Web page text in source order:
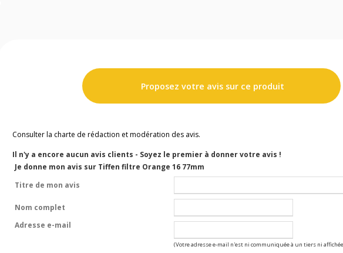
Proposez votre avis sur ce produit
Consulter la charte de rédaction et modération des avis.
Il n'y a encore aucun avis clients - Soyez le premier à donner votre avis !
Je donne mon avis sur Tiffen filtre Orange 16 77mm
Titre de mon avis
Nom complet
Adresse e-mail
(Votre adresse e-mail n'est ni communiquée à un tiers ni